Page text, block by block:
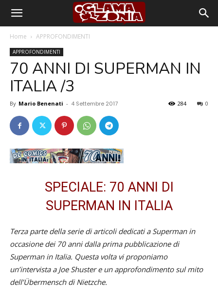
Home APPROFONDIMENTI
APPROFONDIMENTI
70 ANNI DI SUPERMAN IN
ITALIA /3
By Mario Benenati - 4 Settembre 2017 0
284
SPECIALE: 70 ANNI DI
SUPERMAN IN ITALIA
Terza parte della serie di articoli dedicati a Superman in
occasione dei 70 anni dalla prima pubblicazione di
Superman in Italia. Questa volta vi proponiamo
un’intervista a Joe Shuster e un approfondimento sul mito
dell’Übermensch di Nietzche.